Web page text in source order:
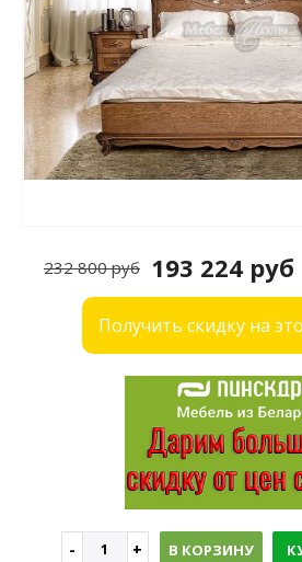
193 224 руб
232 800 руб
Получить скидку на
В КОРЗИНУ